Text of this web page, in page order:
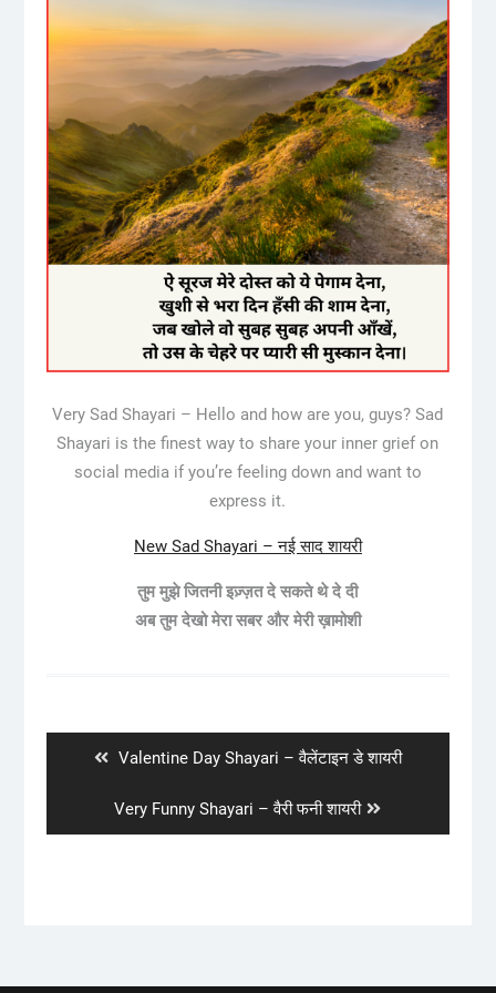
Very Sad Shayari – Hello and how are you, guys? Sad
Shayari is the finest way to share your inner grief on
social media if you’re feeling down and want to
express it.
New Sad Shayari – नई साद शायरी
तुम मुझे जितनी इज़्ज़त दे सकते थे दे दी
अब तुम देखो मेरा सबर और मेरी ख़ामोशी
Previous
Valentine Day Shayari – वैलेंटाइन डे शायरी
Next
post:
Very Funny Shayari – वैरी फनी शायरी